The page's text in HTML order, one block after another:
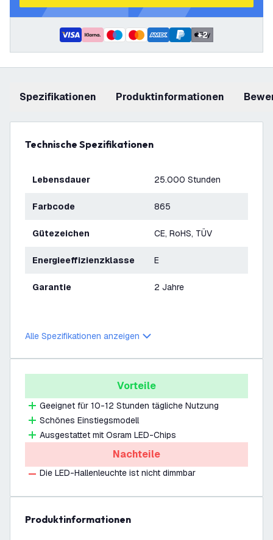
+2
Spezifikationen Produktinformationen
Technische Spezifikationen
Lebensdauer 25.000 Stunden
Farbcode 865
Gütezeichen CE, RoHS, TÜV
Energieeffizienzklasse E
Garantie 2 Jahre
Alle Spezifikationen anzeigen
Vorteile
Geeignet für 10-12 Stunden tägliche Nutzung
Schönes Einstiegsmodell
Ausgestattet mit Osram LED-Chips
Nachteile
Die LED-Hallenleuchte ist nicht dimmbar
Produktinformationen